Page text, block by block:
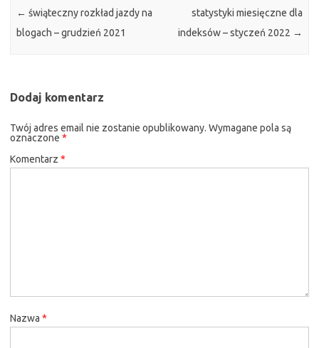
← świąteczny rozkład jazdy na
blogach – grudzień 2021
statystyki miesięczne dla
indeksów – styczeń 2022 →
Dodaj komentarz
Twój adres email nie zostanie opublikowany. Wymagane pola są
oznaczone *
Komentarz *
Nazwa *